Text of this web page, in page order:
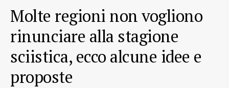
Molte regioni non vogliono
rinunciare alla stagione
sciistica, ecco alcune idee e
proposte